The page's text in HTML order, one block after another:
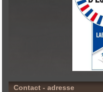
Contact - adresse